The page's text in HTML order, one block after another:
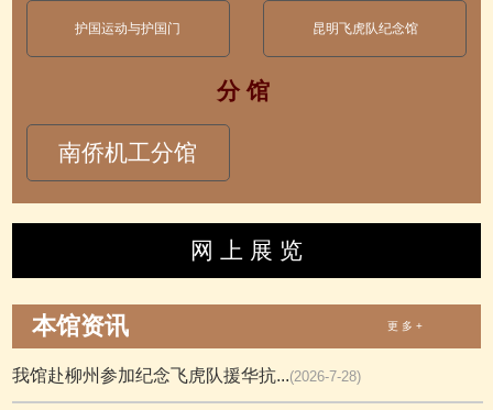
护国运动与护国门 昆明飞虎队纪念馆
分 馆
南侨机工分馆
网 上 展 览
本馆资讯 更 多 +
我馆赴柳州参加纪念飞虎队援华抗...(2026-7-28)